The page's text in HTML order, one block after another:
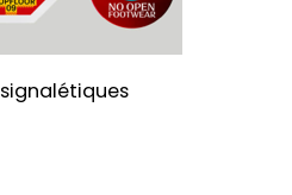
signalétiques